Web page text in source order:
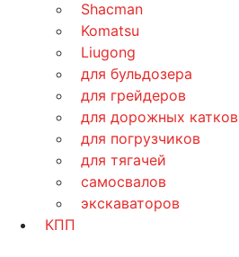
Shacman
Komatsu
Liugong
для бульдозера
для грейдеров
для дорожных катков
для погрузчиков
для тягачей
самосвалов
экскаваторов
КПП